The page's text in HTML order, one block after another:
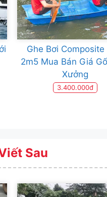
Ghe Bơi Composite
2m5 Mua Bán Giá
Xưởng
3.400.000đ
Sau